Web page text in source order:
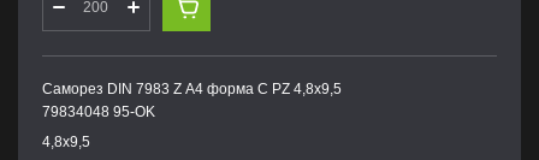
Саморез DIN 7983 Z А4 форма С PZ 4,8х9,5
79834048 95-OK
4,8х9,5